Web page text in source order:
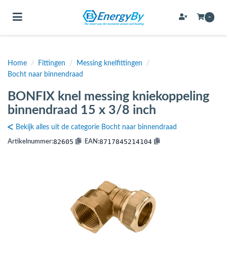
(Bevestigingsmateriaal / schroeven)
(Buizen & leidingen)
(Expansievaten)
(Hemelwaterafvoer & riolering)
Toggle navigation -
Home / Fittingen / Messing knelfittingen
/
Bocht naar binnendraad
BONFIX knel messing kniekoppeling
binnendraad 15 x 3/8 inch
Bekijk alles uit de categorie Bocht naar binnendraad
Artikelnummer:82605 EAN:8717845214104